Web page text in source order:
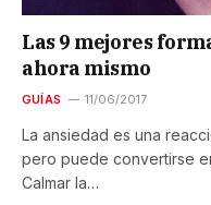
Las 9 mejores
ahora mismo
GUÍAS 11/06/2017
La ansiedad es una
pero puede convertirse
Calmar la…